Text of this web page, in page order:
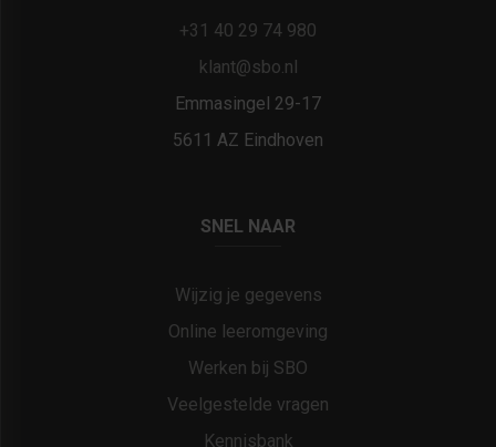
+31 40 29 74 980
klant@sbo.nl
Emmasingel 29-17
5611 AZ Eindhoven
SNEL NAAR
Wijzig je gegevens
Online leeromgeving
Werken bij SBO
Veelgestelde vragen
Kennisbank